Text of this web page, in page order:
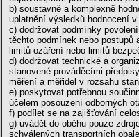
b) soustavně a komplexně
uplatnění výsledků hodnocení v
c) dodržovat podmínky
těchto podmínek nebo postupů
limitů ozáření nebo limitů
d) dodržovat technické a
stanovené prováděcími
měření a měřidel v rozsahu
e) poskytovat potřebnou
účelem posouzení odborných
f) podílet se na zajišťování
g) uvádět do oběhu pouze
schválených transportních